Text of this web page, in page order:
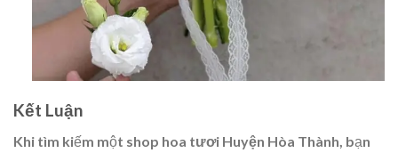
Kết Luận
Khi tìm kiếm một shop hoa tươi Huyện Hòa Thành , bạn